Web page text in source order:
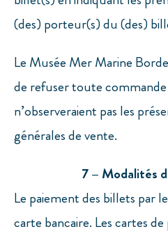
(des) porteur(s) du (des)
Le Musée Mer Marine
de refuser toute
n’observeraient pas les
générales de vente.
7 – Modalités
Le paiement des billets par
carte bancaire. Les cartes